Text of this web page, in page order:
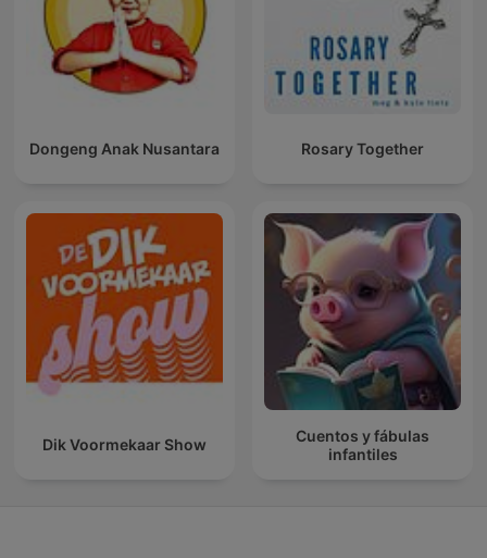
Dongeng Anak Nusantara Rosary Together
Dik Voormekaar Show
Cuentos y fábulas
infantiles